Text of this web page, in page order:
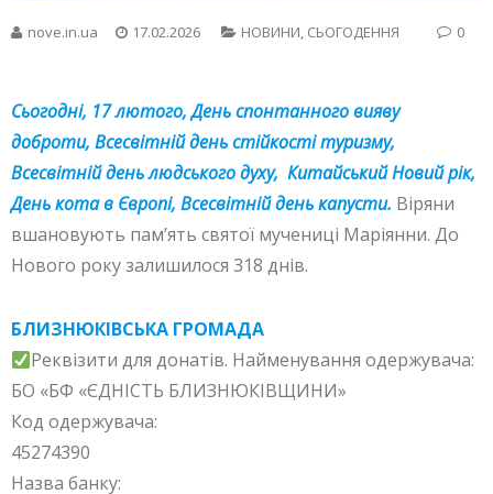
nove.in.ua 17.02.2026 НОВИНИ, СЬОГОДЕННЯ 0
Сьогодні, 17 лютого, День спонтанного вияву
доброти, Всесвітній день стійкості туризму,
Всесвітній день людського духу, Китайський Новий рік,
День кота в Європі, Всесвітній день капусти. Віряни
вшановують пам’ять святої мучениці Маріянни. До
Нового року залишилося 318 днів.
БЛИЗНЮКІВСЬКА ГРОМАДА
Реквізити для донатів. Найменування одержувача:
БО «БФ «ЄДНІСТЬ БЛИЗНЮКІВЩИНИ»
Код одержувача:
45274390
Назва банку: